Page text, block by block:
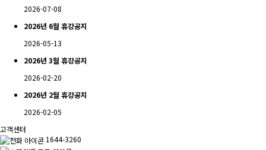
2026-07-08
2026년 6월 휴강공지
2026-05-13
2026년 3월 휴강공지
2026-02-20
2026년 2월 휴강공지
2026-02-05
고객센터
1644-3260